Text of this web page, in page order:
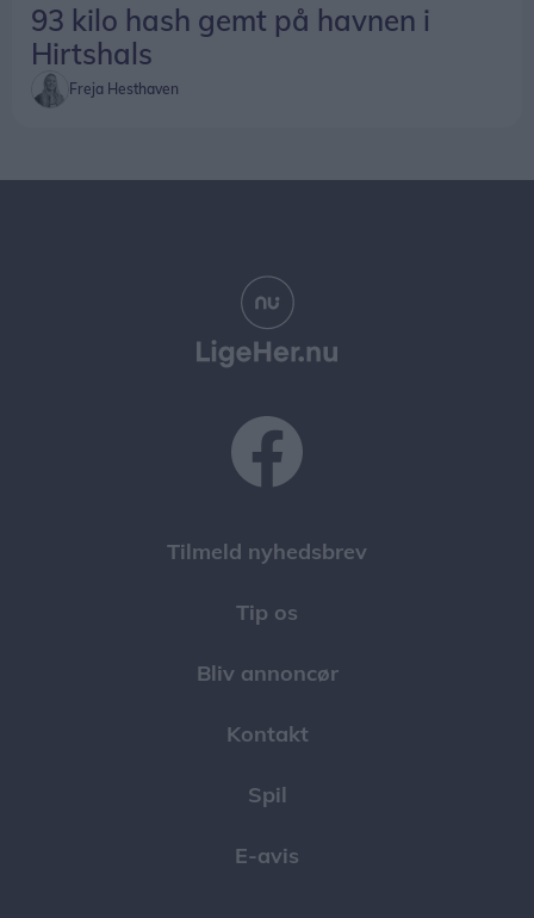
93 kilo hash gemt på havnen i
Hirtshals
Freja Hesthaven
Tilmeld nyhedsbrev
Tip os
Bliv annoncør
Kontakt
Spil
E-avis